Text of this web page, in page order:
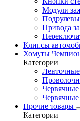
Модули
Привода
Клипсы
Хомуты
Категории
Ленточные
Червячные
Прочие товары
Категории